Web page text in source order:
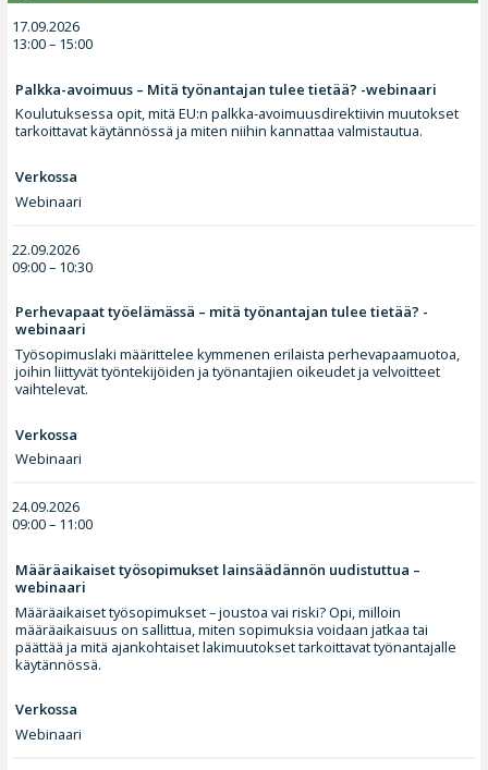
17.09.2026
13:00 – 15:00
Palkka-avoimuus – Mitä työnantajan tulee tietää? -webinaari
Koulutuksessa opit, mitä EU:n palkka-avoimuusdirektiivin muutokset
tarkoittavat käytännössä ja miten niihin kannattaa valmistautua.
Verkossa
Webinaari
22.09.2026
09:00 – 10:30
Perhevapaat työelämässä – mitä työnantajan tulee tietää? -
webinaari
Työsopimuslaki määrittelee kymmenen erilaista perhevapaamuotoa,
joihin liittyvät työntekijöiden ja työnantajien oikeudet ja velvoitteet
vaihtelevat.
Verkossa
Webinaari
24.09.2026
09:00 – 11:00
Määräaikaiset työsopimukset lainsäädännön uudistuttua –
webinaari
Määräaikaiset työsopimukset – joustoa vai riski? Opi, milloin
määräaikaisuus on sallittua, miten sopimuksia voidaan jatkaa tai
päättää ja mitä ajankohtaiset lakimuutokset tarkoittavat työnantajalle
käytännössä.
Verkossa
Webinaari